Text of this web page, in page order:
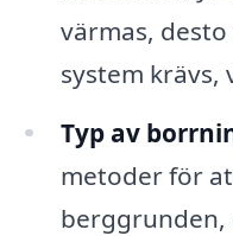
värmas,
system krävs,
Typ av
metoder för
berggrunden,